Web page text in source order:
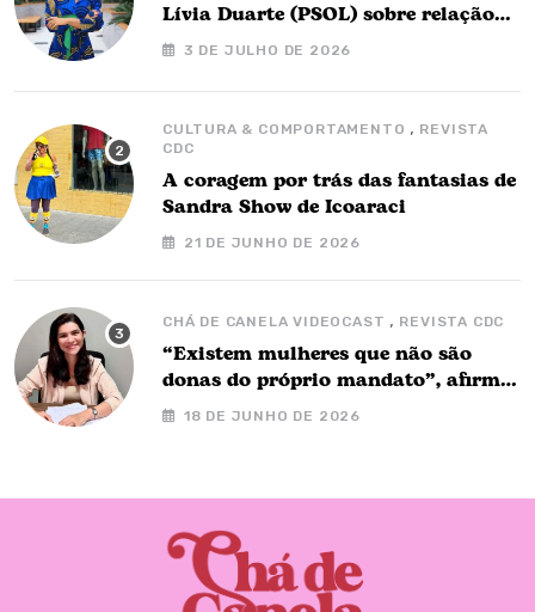
Lívia Duarte (PSOL) sobre relação
com o governo Barbalho
3 DE JULHO DE 2026
CULTURA & COMPORTAMENTO , REVISTA
CDC
A coragem por trás das fantasias de
Sandra Show de Icoaraci
21 DE JUNHO DE 2026
CHÁ DE CANELA VIDEOCAST , REVISTA CDC
“Existem mulheres que não são
donas do próprio mandato”, afirma
Nay Barbalho no Chá de Canela
18 DE JUNHO DE 2026